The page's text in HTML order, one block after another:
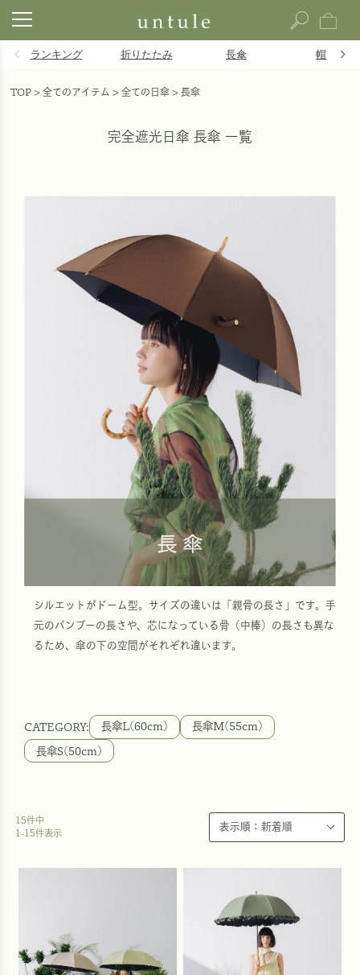
ランキング 折りたたみ 長傘 帽子
TOP 全てのアイテム 全ての日傘 長傘
完全遮光日傘 長傘 一覧
シルエットがドーム型。サイズの違いは「親骨の長さ」です。手
元のバンブーの長さや、芯になっている骨（中棒）の長さも異な
るため、傘の下の空間がそれぞれ違います。
長傘L(60cm) 長傘M(55cm)
長傘S(50cm)
15件中
1 -15件表示